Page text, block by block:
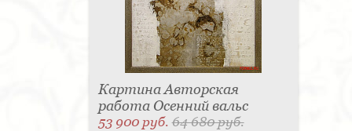
Картина Авторская
работа Осенний вальс
53 900 руб.64 680 руб.